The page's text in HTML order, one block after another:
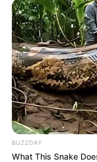
Conheça 6 mitos e
bebês
BUZZDAY
What This Snake